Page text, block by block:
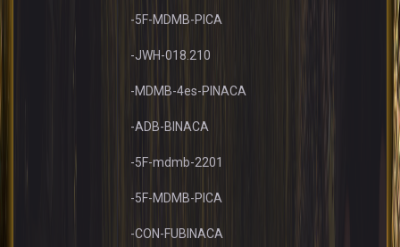
-5F-MDMB-PICA
-JWH-018.210
-MDMB-4es-PINACA
-ADB-BINACA
-5F-mdmb-2201
-5F-MDMB-PICA
-CON-FUBINACA